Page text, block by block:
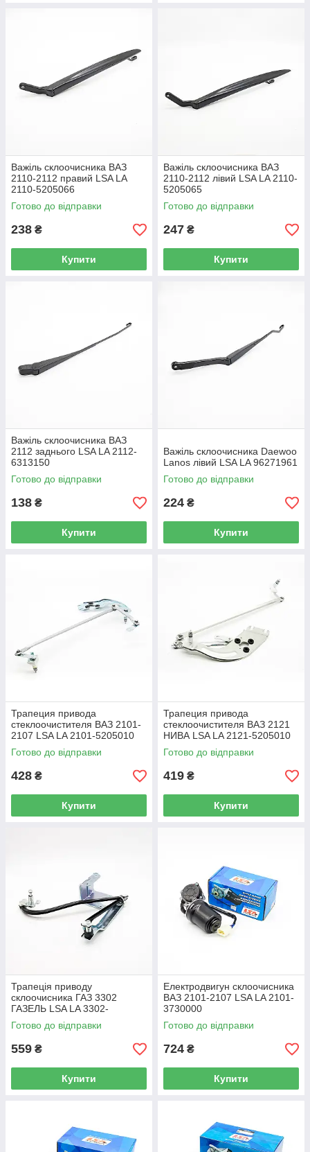
Важіль склоочисника ВАЗ
2110-2112 правий LSA LA
2110-5205066
Готово до відправки
238 ₴
Купити
Важіль склоочисника ВАЗ
2110-2112 лівий LSA LA 2110-
5205065
Готово до відправки
247 ₴
Купити
Важіль склоочисника ВАЗ
2112 заднього LSA LA 2112-
6313150
Готово до відправки
138 ₴
Купити
Важіль склоочисника Daewoo
Lanos лівий LSA LA 96271961
Готово до відправки
224 ₴
Купити
Трапеция привода
стеклоочистителя ВАЗ 2101-
2107 LSA LA 2101-5205010
Готово до відправки
428 ₴
Купити
Трапеция привода
стеклоочистителя ВАЗ 2121
НИВА LSA LA 2121-5205010
Готово до відправки
419 ₴
Купити
Трапеція приводу
склоочисника ГАЗ 3302
ГАЗЕЛЬ LSA LA 3302-
5205400
Готово до відправки
559 ₴
Купити
Електродвигун склоочисника
ВАЗ 2101-2107 LSA LA 2101-
3730000
Готово до відправки
724 ₴
Купити